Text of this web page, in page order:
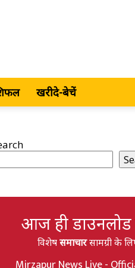
खरीदे-बेचें
आज ही
विशेषसमाचारसामग्री के